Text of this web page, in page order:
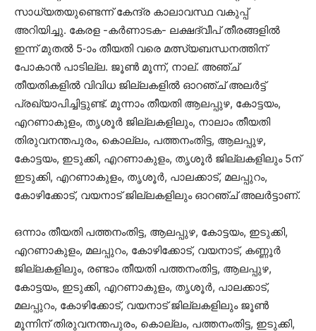
സാധ്യതയുണ്ടെന്ന് കേന്ദ്ര കാലാവസ്ഥ വകുപ്പ്
അറിയിച്ചു. കേരള -കർണാടക- ലക്ഷദ്വീപ്‌ തീരങ്ങളിൽ
ഇന്ന് മുതൽ 5-ാം തീയതി വരെ മത്സ്യബന്ധനത്തിന്
പോകാൻ പാടില്ല. ജൂൺ മൂന്ന്, നാല്. അഞ്ച്
തീയതികളിൽ വിവിധ ജില്ലകളിൽ ഓറഞ്ച് അലർട്ട്
പ്രഖ്യാപിച്ചിട്ടുണ്ട്. മൂന്നാം തീയതി ആലപ്പുഴ, കോട്ടയം,
എറണാകുളം, തൃശൂർ ജില്ലകളിലും, നാലാം തീയതി
തിരുവനന്തപുരം, കൊല്ലം, പത്തനംതിട്ട, ആലപ്പുഴ,
കോട്ടയം, ഇടുക്കി, എറണാകുളം, തൃശൂർ ജില്ലകളിലും 5ന്
ഇടുക്കി, എറണാകുളം, തൃശൂർ, പാലക്കാട്, മലപ്പുറം,
കോഴിക്കോട്, വയനാട് ജില്ലകളിലും ഓറഞ്ച് അലർട്ടാണ്.
ഒന്നാം തീയതി പത്തനംതിട്ട, ആലപ്പുഴ, കോട്ടയം, ഇടുക്കി,
എറണാകുളം, മലപ്പുറം, കോഴിക്കോട്, വയനാട്, കണ്ണൂർ
ജില്ലകളിലും, രണ്ടാം തീയതി പത്തനംതിട്ട, ആലപ്പുഴ,
കോട്ടയം, ഇടുക്കി, എറണാകുളം, തൃശൂർ, പാലക്കാട്,
മലപ്പുറം, കോഴിക്കോട്, വയനാട് ജില്ലകളിലും ജൂൺ
മൂന്നിന് തിരുവനന്തപുരം, കൊല്ലം, പത്തനംതിട്ട, ഇടുക്കി,